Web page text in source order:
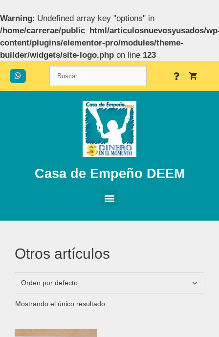
Warning: Undefined array key "options" in
/home/carrerae/public_html/articulosnuevosyusados/
content/plugins/elementor-pro/modules/theme-
builder/widgets/site-logo.php on line 123
Casa de Empeño DEEM
Otros artículos
Mostrando el único resultado